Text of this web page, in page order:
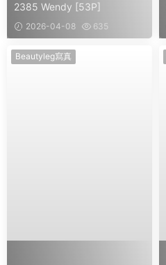
2385 Wendy [53P]
2026-04-08 635
Beautyleg寫真